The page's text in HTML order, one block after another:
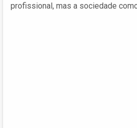
profissional, mas a sociedade